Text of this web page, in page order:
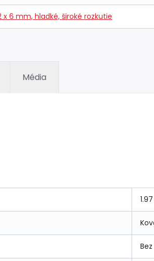
x 6 mm, hladké, široké rozkutie
Média